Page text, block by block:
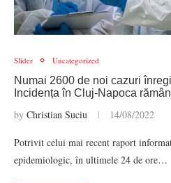
Slider Uncategorized
Numai 2600 de noi cazuri
Incidența în Cluj-Napoca
by Christian Suciu 14/08/2022
Potrivit celui mai recent raport
epidemiologic, în ultimele 24 de ore…